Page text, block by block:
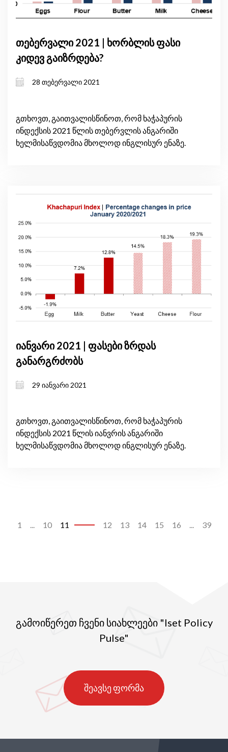
თებერვალი 2021 | ხორბლის ფასი
კიდევ გაიზრდება?
28 თებერვალი 2021
გთხოვთ, გაითვალისწინოთ, რომ ხაჭაპურის
ინდექსის 2021 წლის თებერვლის ანგარიში
ხელმისაწვდომია მხოლოდ ინგლისურ ენაზე.
იანვარი 2021 | ფასები ზრდას
განარგრძობს
29 იანვარი 2021
გთხოვთ, გაითვალისწინოთ, რომ ხაჭაპურის
ინდექსის 2021 წლის იანვრის ანგარიში
ხელმისაწვდომია მხოლოდ ინგლისურ ენაზე.
1 ... 10 11 12 13 14 15 16 ... 39
გამოიწერეთ ჩვენი სიახლეები "Iset Policy
Pulse"
შეავსე ფორმა